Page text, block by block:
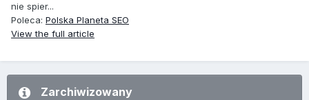
nie spier...
Poleca: Polska Planeta SEO
View the full article
Zarchiwizowany